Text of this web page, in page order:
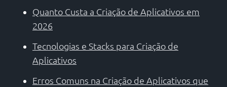
Quanto Custa a Criação de Aplicativos em
2026
Tecnologias e Stacks para Criação de
Aplicativos
Erros Comuns na Criação de Aplicativos que